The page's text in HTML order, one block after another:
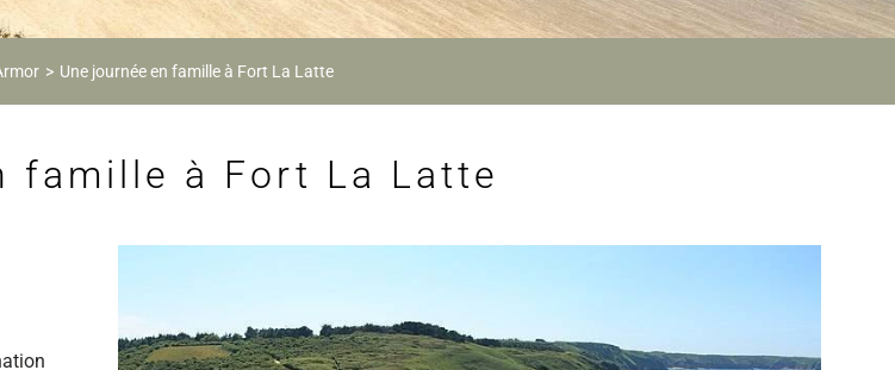
Une journée en famille à Fort La Latte
famille à Fort La Latte